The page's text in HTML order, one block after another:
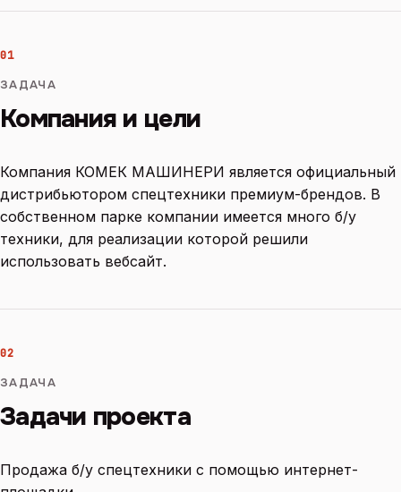
01
ЗАДАЧА
Компания и цели
Компания КОМЕК МАШИНЕРИ является официальный
дистрибьютором спецтехники премиум-брендов. В
собственном парке компании имеется много б/у
техники, для реализации которой решили
использовать вебсайт.
02
ЗАДАЧА
Задачи проекта
Продажа б/у спецтехники с помощью интернет-